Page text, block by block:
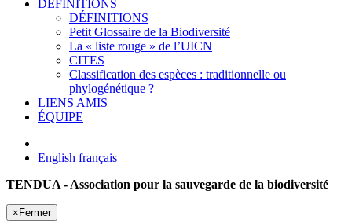
DÉFINITIONS
DÉFINITIONS
Petit Glossaire de la Biodiversité
La « liste rouge » de l’UICN
CITES
Classification des espèces : traditionnelle ou
phylogénétique ?
LIENS AMIS
ÉQUIPE
English français
TENDUA - Association pour la sauvegarde de la biodiversité
× Fermer